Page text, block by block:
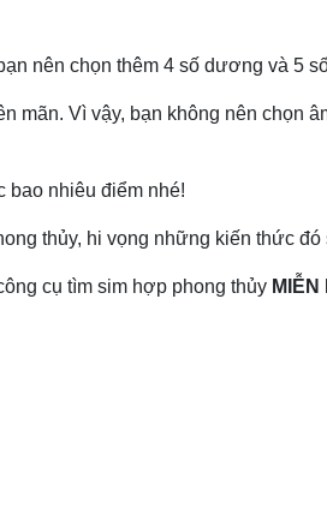
nên chọn thêm 4 số dương và 5
Vì vậy, bạn không nên chọn
bao nhiêu điểm nhé!
thủy, hi vọng những kiến thức đó
cụ tìm sim hợp phong thủy MIỄN